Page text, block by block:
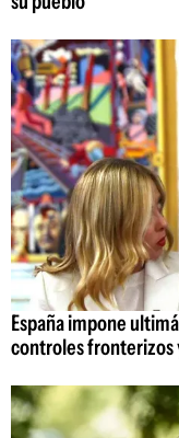
España impone
controles fronterizos